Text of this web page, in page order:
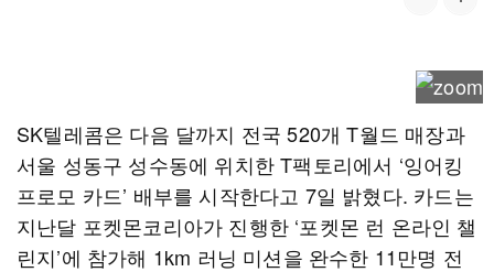
SK텔레콤은 다음 달까지 전국 520개 T월드 매장과
서울 성동구 성수동에 위치한 T팩토리에서 ‘잉어킹
프로모 카드’ 배부를 시작한다고 7일 밝혔다. 카드는
지난달 포켓몬코리아가 진행한 ‘포켓몬 런 온라인 챌
린지’에 참가해 1km 러닝 미션을 완수한 11만명 전